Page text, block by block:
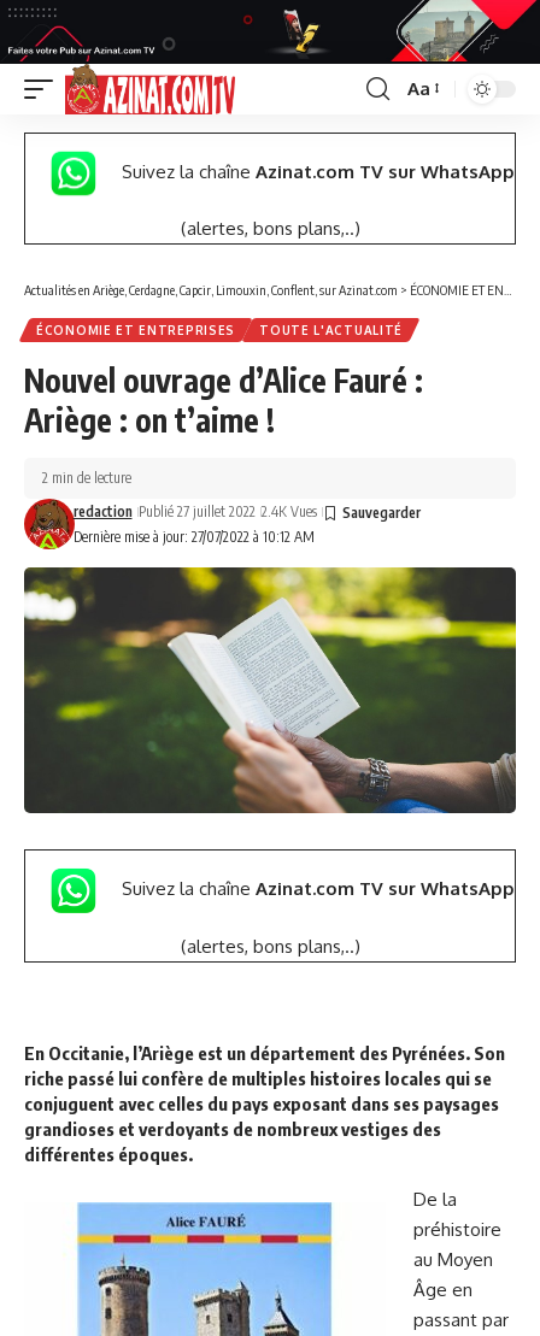
Font
Resizer
Aa
Suivez la chaîne Azinat.com TV sur WhatsApp
(alertes, bons plans,..)
Actualités en Ariège, Cerdagne, Capcir, Limouxin, Conflent, sur Azinat.com > ÉCONOMIE ET ENTREPRISES
ÉCONOMIE ET ENTREPRISES TOUTE L'ACTUALITÉ
Nouvel ouvrage d’Alice Fauré :
Ariège : on t’aime !
Dernière mise à jour: 27/07/2022 à 10:12 AM
redaction Publié 27 juillet 2022 2.4K Vues
2 min de lecture
Suivez la chaîne Azinat.com TV sur WhatsApp
(alertes, bons plans,..)
En Occitanie, l’Ariège est un département des Pyrénées. Son
riche passé lui confère de multiples histoires locales qui se
conjuguent avec celles du pays exposant dans ses paysages
grandioses et verdoyants de nombreux vestiges des
différentes époques.
De la
préhistoire
au Moyen
Âge en
passant par